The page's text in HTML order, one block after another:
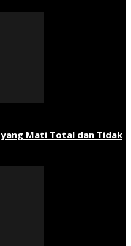
Mati Total dan Tidak